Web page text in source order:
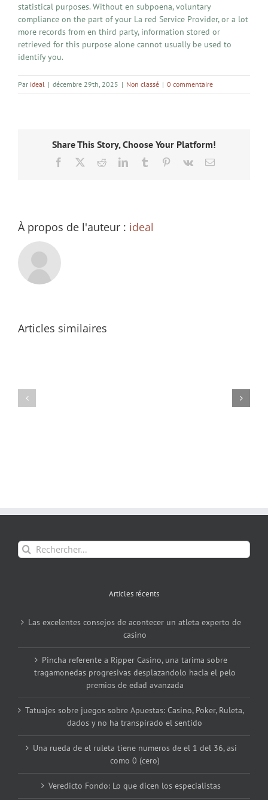
statistical purposes. Without en subpoena, voluntary
compliance on the part of your La red Service Provider, or a lot
more records from en third party, information stored or
retrieved for this purpose alone cannot usually be used to
identify you.
Par ideal | décembre 29th, 2025 | Non classé | 0 commentaire
Share This Story, Choose Your Platform!
Facebook RedditLinkedInTumblr Pinterest
Vk Email
À propos de l'auteur : ideal
Articles similaires
Rechercher:
Articles récents
Las excelentes consejos de acontecer un atleta experto de
casino
Pincha referente a Ripper Casino, una tarima sobre
tragamonedas progresivas desplazandolo hacia el pelo
premios de edad avanzada
Tatuajes sobre juegos sobre Apuestas: Casino, Poker, Ruleta,
dados y no ha transpirado el sentido
Una rueda de el ruleta tiene numeros de el 1 del 36, asi
como 0 (cero)
Veredicto Fondo: Lo que dicen los especialistas